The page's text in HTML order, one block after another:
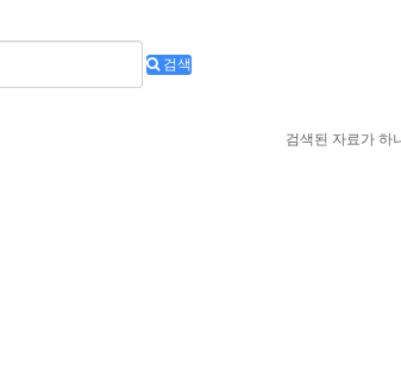
검색
검색된 자료가 하